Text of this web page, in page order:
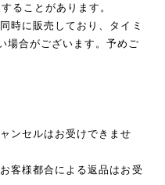
ることがあります。
時に販売しており、タイミ
場合がございます。予めご
ンセルはお受けできませ
客様都合による返品はお受